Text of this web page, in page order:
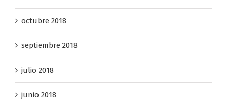
noviembre 2018
octubre 2018
septiembre 2018
julio 2018